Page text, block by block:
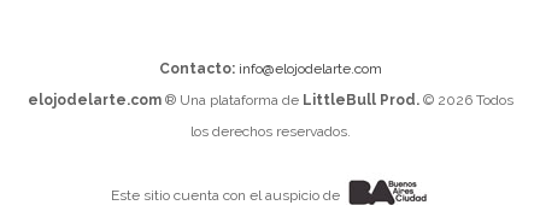
Contacto: info@elojodelarte.com
elojodelarte.com® Una plataforma de LittleBull Prod.© 2026 Todos
los derechos reservados.
Este sitio cuenta con el auspicio de